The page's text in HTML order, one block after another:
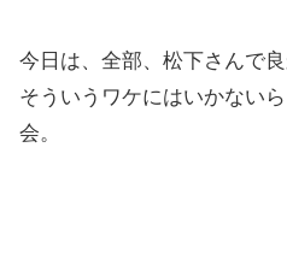
今日は、全部、松下さんで
そういうワケにはいかない
会。